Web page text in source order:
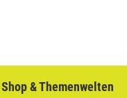
Shop & Themenwelten